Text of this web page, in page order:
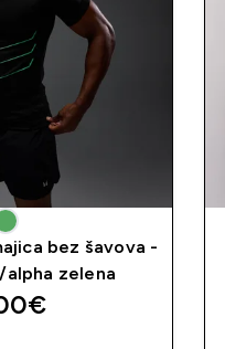
bez šavova -
alpha zelena